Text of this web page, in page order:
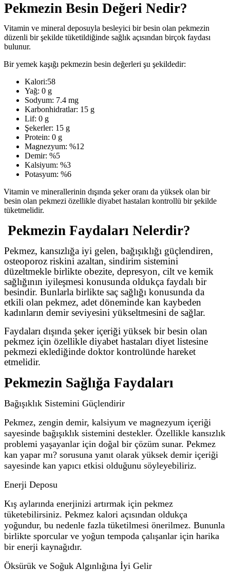
Pekmezin Besin Değeri Nedir?
Vitamin ve mineral deposuyla besleyici bir besin olan pekmezin
düzenli bir şekilde tüketildiğinde sağlık açısından birçok faydası
bulunur.
Bir yemek kaşığı pekmezin besin değerleri şu şekildedir:
Kalori:58
Yağ: 0 g
Sodyum: 7.4 mg
Karbonhidratlar: 15 g
Lif: 0 g
Şekerler: 15 g
Protein: 0 g
Magnezyum: %12
Demir: %5
Kalsiyum: %3
Potasyum: %6
Vitamin ve minerallerinin dışında şeker oranı da yüksek olan bir
besin olan pekmezi özellikle diyabet hastaları kontrollü bir şekilde
tüketmelidir.
Pekmezin Faydaları Nelerdir?
Pekmez, kansızlığa iyi gelen, bağışıklığı güçlendiren,
osteoporoz riskini azaltan, sindirim sistemini
düzeltmekle birlikte obezite, depresyon, cilt ve kemik
sağlığının iyileşmesi konusunda oldukça faydalı bir
besindir. Bunlarla birlikte saç sağlığı konusunda da
etkili olan pekmez, adet döneminde kan kaybeden
kadınların demir seviyesini yükseltmesini de sağlar.
Faydaları dışında şeker içeriği yüksek bir besin olan
pekmez için özellikle diyabet hastaları diyet listesine
pekmezi eklediğinde doktor kontrolünde hareket
etmelidir.
Pekmezin Sağlığa Faydaları
Bağışıklık Sistemini Güçlendirir
Pekmez, zengin demir, kalsiyum ve magnezyum içeriği
sayesinde bağışıklık sistemini destekler. Özellikle kansızlık
problemi yaşayanlar için doğal bir çözüm sunar. Pekmez
kan yapar mı? sorusuna yanıt olarak yüksek demir içeriği
sayesinde kan yapıcı etkisi olduğunu söyleyebiliriz.
Enerji Deposu
Kış aylarında enerjinizi artırmak için pekmez
tüketebilirsiniz. Pekmez kalori açısından oldukça
yoğundur, bu nedenle fazla tüketilmesi önerilmez. Bununla
birlikte sporcular ve yoğun tempoda çalışanlar için harika
bir enerji kaynağıdır.
Öksürük ve Soğuk Algınlığına İyi Gelir